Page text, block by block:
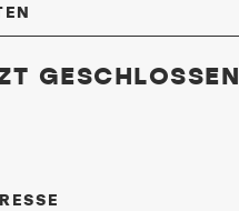
GESCHLOSSEN